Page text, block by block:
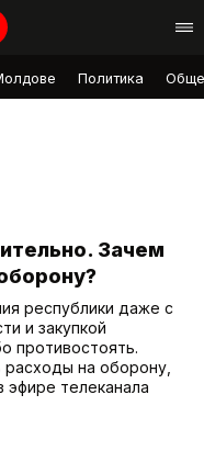
Политика
Зачем
республики даже с
и закупкой
противостоять.
расходы на оборону,
эфире телеканала